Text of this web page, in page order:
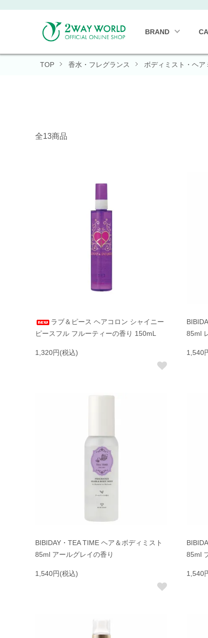
BRAND
TOP 香水・フレグランス ボディミスト・ヘア
全13商品
ラブ＆ピース ヘアコロン シャイニー
ピースフル フルーティーの香り 150mL
1,320円(税込)
85ml
1,540
BIBIDAY・TEA TIME ヘア＆ボディミスト
85ml アールグレイの香り
1,540円(税込)
85ml
1,540